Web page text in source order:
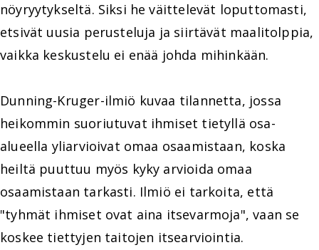
nöyryytykseltä. Siksi he väittelevät loputtomasti,
etsivät uusia perusteluja ja siirtävät maalitolppia,
vaikka keskustelu ei enää johda mihinkään.
Dunning-Kruger-ilmiö kuvaa tilannetta, jossa
heikommin suoriutuvat ihmiset tietyllä osa-
alueella yliarvioivat omaa osaamistaan, koska
heiltä puuttuu myös kyky arvioida omaa
osaamistaan tarkasti. Ilmiö ei tarkoita, että
"tyhmät ihmiset ovat aina itsevarmoja", vaan se
koskee tiettyjen taitojen itsearviointia.